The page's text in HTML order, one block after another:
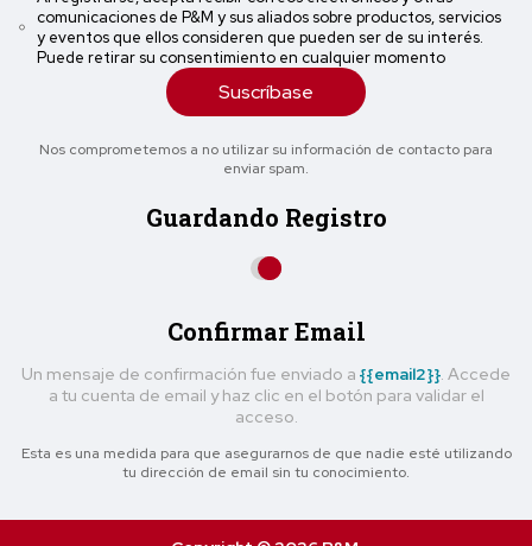
comunicaciones de P&M y sus aliados sobre productos, servicios
y eventos que ellos consideren que pueden ser de su interés.
Puede retirar su consentimiento en cualquier momento
Suscríbase
Nos comprometemos a no utilizar su información de contacto para
enviar spam.
Guardando Registro
Confirmar Email
Un mensaje de confirmación fue enviado a {{email2}} . Accede
a tu cuenta de email y haz clic en el botón para validar el
acceso.
Esta es una medida para que asegurarnos de que nadie esté utilizando
tu dirección de email sin tu conocimiento.